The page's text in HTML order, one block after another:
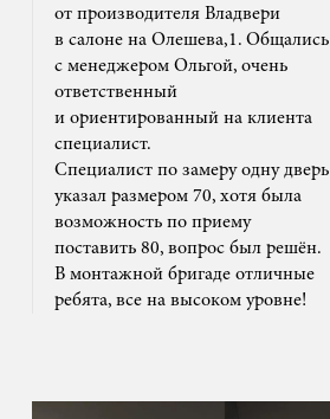
от производителя Владвери
в салоне на Олешева,1. Общались
с менеджером Ольгой, очень
ответственный
и ориентированный на клиента
специалист.
Специалист по замеру одну дверь
указал размером 70, хотя была
возможность по приему
поставить 80, вопрос был решён.
В монтажной бригаде отличные
ребята, все на высоком уровне!